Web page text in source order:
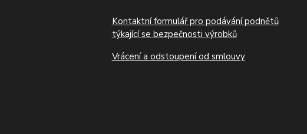
Kontaktní formulář pro podávání podnětů
týkající se bezpečnosti výrobků
Vrácení a odstoupení od smlouvy